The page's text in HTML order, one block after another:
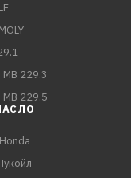
229.3
229.5